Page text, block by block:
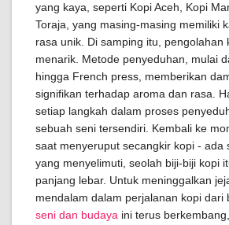
yang kaya, seperti Kopi Aceh, Kopi
Toraja, yang masing-masing memiliki
rasa unik. Di samping itu, pengolahan
menarik. Metode penyeduhan, mulai
hingga French press, memberikan
signifikan terhadap aroma dan rasa.
setiap langkah dalam proses
sebuah seni tersendiri. Kembali ke
saat menyeruput secangkir kopi - ada
yang menyelimuti, seolah biji-biji kopi
panjang lebar. Untuk meninggalkan
mendalam dalam perjalanan kopi dari
seni dan budaya ini terus